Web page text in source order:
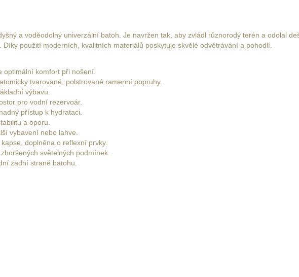
a voděodolný univerzální batoh. Je navržen tak, aby zvládl různorodý terén a odolal
použití moderních, kvalitních materiálů poskytuje skvělé odvětrávání a pohodlí.
optimální komfort při nošení.
tvarované, polstrované ramenní popruhy.
výbavu.
pro vodní rezervoár.
přístup k hydrataci.
a oporu.
vybavení nebo lahve.
doplněna o reflexní prvky.
světelných podmínek.
zadní straně batohu.